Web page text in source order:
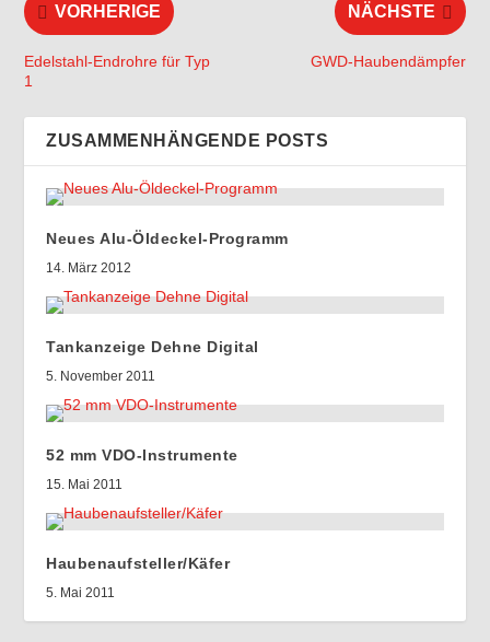
VORHERIGE
Edelstahl-Endrohre für Typ
1
NÄCHSTE
GWD-Haubendämpfer
ZUSAMMENHÄNGENDE POSTS
Neues Alu-Öldeckel-Programm
14. März 2012
Tankanzeige Dehne Digital
5. November 2011
52 mm VDO-Instrumente
15. Mai 2011
Haubenaufsteller/Käfer
5. Mai 2011